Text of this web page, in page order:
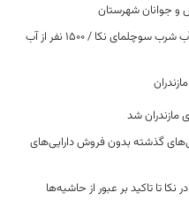
و جوانان شهرستان
آغاز عملیات اجرایی مخزن ۵۰۰ مترمکعبی آب شرب سوچلمای نکا / ۱۵۰۰ نفر از آب
مازندران شد
گذشته بدون فروش دارایی‌های
تا تاکید بر عبور از حاشیه‌ها